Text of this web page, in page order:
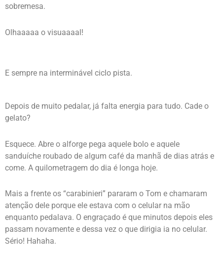
sobremesa.
Olhaaaaa o visuaaaal!
E sempre na interminável ciclo pista.
Depois de muito pedalar, já falta energia para tudo. Cade o
gelato?
Esquece. Abre o alforge pega aquele bolo e aquele
sanduíche roubado de algum café da manhã de dias atrás e
come. A quilometragem do dia é longa hoje.
Mais a frente os “carabinieri” pararam o Tom e chamaram
atenção dele porque ele estava com o celular na mão
enquanto pedalava. O engraçado é que minutos depois eles
passam novamente e dessa vez o que dirigia ia no celular.
Sério! Hahaha.